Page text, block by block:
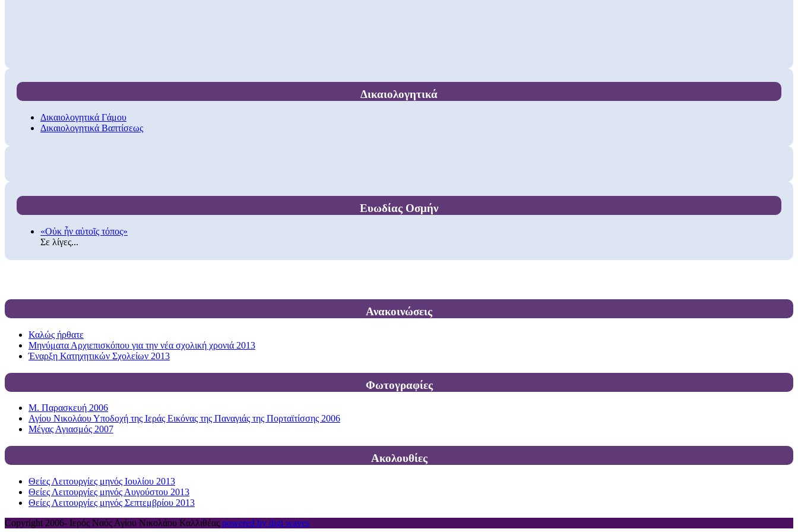
Δικαιολογητικά
Δικαιολογητικά Γάμου
Δικαιολογητικά Βαπτίσεως
Ευωδίας Οσμήν
«Οὐκ ἦν αὐτοῖς τόπος»
Σε λίγες...
Ανακοινώσεις
Καλώς ήρθατε
Μηνύματα Αρχιεπισκόπου για την νέα σχολική χρονιά 2013
Έναρξη Κατηχητικών Σχολείων 2013
Φωτογραφίες
Μ. Παρασκευή 2006
Αγίου Νικολάου Υποδοχή της Ιεράς Εικόνας της Παναγιάς της Πορταϊτίσσης 2006
Μέγας Αγιασμός 2007
Ακολουθίες
Θείες Λειτουργίες μηνός Ιουλίου 2013
Θείες Λειτουργίες μηνός Αυγούστου 2013
Θείες Λειτουργίες μηνός Σεπτεμβρίου 2013
Copyright 2006- Ιερός Ναός Αγίου Νικολάου Καλλιθέας powered by digi waves